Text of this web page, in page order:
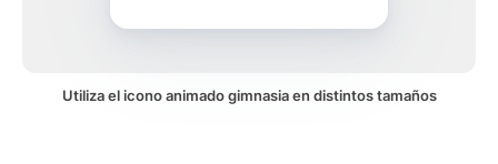
Utiliza el icono animado gimnasia en distintos tamaños